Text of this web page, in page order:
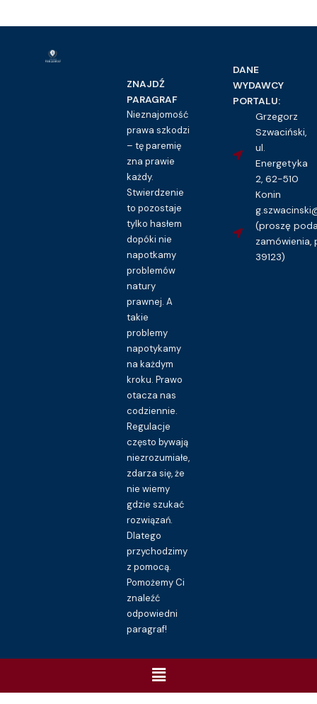
ZNAJDŹ
PARAGRAF
Nieznajomość
prawa szkodzi
– tę paremię
zna prawie
każdy.
Stwierdzenie
to pozostaje
tylko hasłem
dopóki nie
napotkamy
problemów
natury
prawnej. A
takie
problemy
napotykamy
na każdym
kroku. Prawo
otacza nas
codziennie.
Regulacje
często bywają
niezrozumiałe,
zdarza się, że
nie wiemy
gdzie szukać
rozwiązań.
Dlatego
przychodzimy
z pomocą.
Pomożemy Ci
znaleźć
odpowiedni
paragraf!
DANE
WYDAWCY
PORTALU:
Grzegorz
Szwaciński,
ul.
Energetyka
2, 62-510
Konin
(proszę
zamówienia,
39123)
Menu